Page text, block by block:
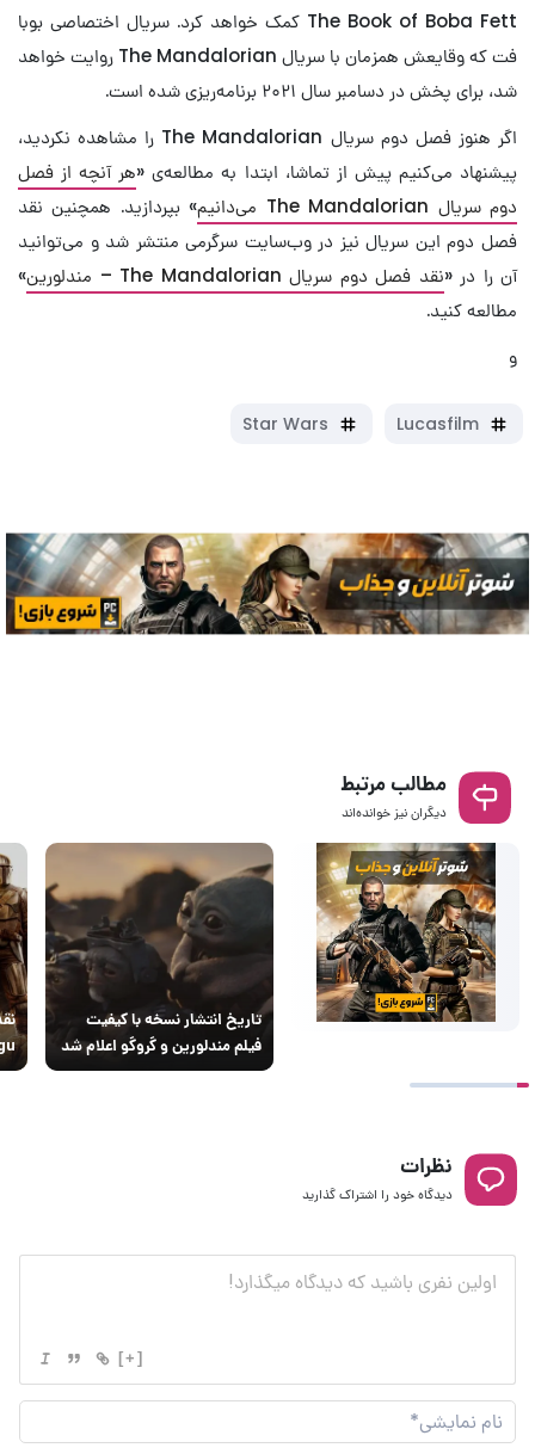
The Book of Boba Fett کمک خواهد کرد. سریال اختصاصی بوبا
فت که وقایعش همزمان با سریال The Mandalorian روایت خواهد
شد، برای پخش در دسامبر سال ۲۰۲۱ برنامه‌ریزی شده است.
اگر هنوز فصل دوم سریال The Mandalorian را مشاهده نکردید،
پیشنهاد می‌کنیم پیش از تماشا، ابتدا به مطالعه‌ی «هر آنچه از فصل
دوم سریال The Mandalorian می‌دانیم
» بپردازید. همچنین نقد
فصل دوم این سریال نیز در وب‌سایت سرگرمی منتشر شد و می‌توانید
آن را در «نقد فصل دوم سریال The Mandalorian – مندلورین
»
مطالعه کنید.
و
Lucasfilm
Star Wars
مطالب مرتبط
دیگران نیز خوانده‌اند
تاریخ انتشار نسخه با کیفیت
فیلم مندلورین و گروگو اعلام شد
نظرات
دیدگاه خود را اشتراک گذارید
[+]
نام